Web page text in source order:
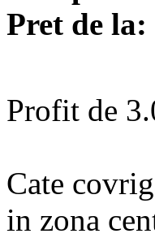
Pret de la:
Profit de
Cate
in zona